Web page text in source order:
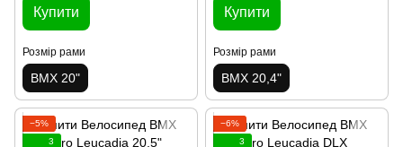
Купити
Розмір рами
BMX 20"
Купити
Розмір рами
BMX 20,4"
−5%
3
−6%
3